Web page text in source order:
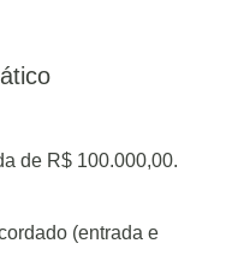
de R$ 100.000,00.
(entrada e